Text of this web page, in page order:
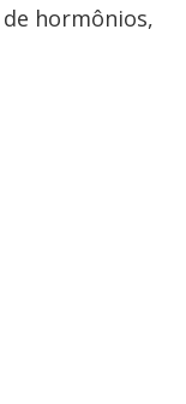
hormônios,